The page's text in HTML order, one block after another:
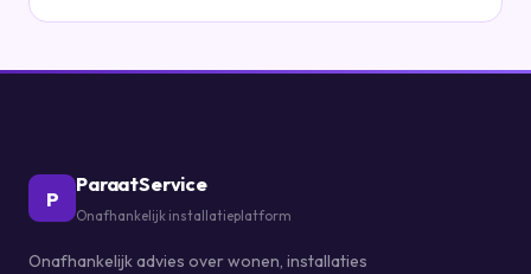
P
ParaatService
Onafhankelijk installatieplatform
Onafhankelijk advies over wonen, installaties